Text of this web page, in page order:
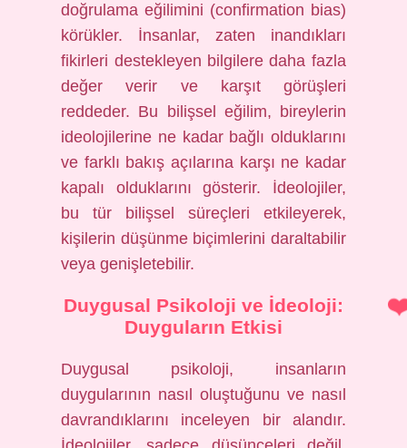
doğrulama eğilimini (confirmation bias)
körükler. İnsanlar, zaten inandıkları
fikirleri destekleyen bilgilere daha fazla
değer verir ve karşıt görüşleri
reddeder. Bu bilişsel eğilim, bireylerin
ideolojilerine ne kadar bağlı olduklarını
ve farklı bakış açılarına karşı ne kadar
kapalı olduklarını gösterir. İdeolojiler,
bu tür bilişsel süreçleri etkileyerek,
kişilerin düşünme biçimlerini daraltabilir
veya genişletebilir.
Duygusal Psikoloji ve İdeoloji:
Duyguların Etkisi
Duygusal psikoloji, insanların
duygularının nasıl oluştuğunu ve nasıl
davrandıklarını inceleyen bir alandır.